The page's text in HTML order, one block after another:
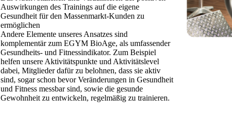
Auswirkungen des Trainings auf die eigene
Gesundheit für den Massenmarkt-Kunden zu
ermöglichen
Andere Elemente unseres Ansatzes sind
komplementär zum EGYM BioAge, als umfassender
Gesundheits- und Fitnessindikator. Zum Beispiel
helfen unsere Aktivitätspunkte und Aktivitätslevel
dabei, Mitglieder dafür zu belohnen, dass sie aktiv
sind, sogar schon bevor Veränderungen in Gesundheit
und Fitness messbar sind, sowie die gesunde
Gewohnheit zu entwickeln, regelmäßig zu trainieren.